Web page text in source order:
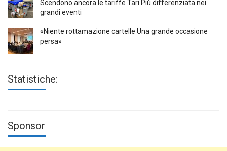
Scendono ancora le tariffe Tari Più differenziata nei
grandi eventi
«Niente rottamazione cartelle Una grande occasione
persa»
Statistiche:
Sponsor